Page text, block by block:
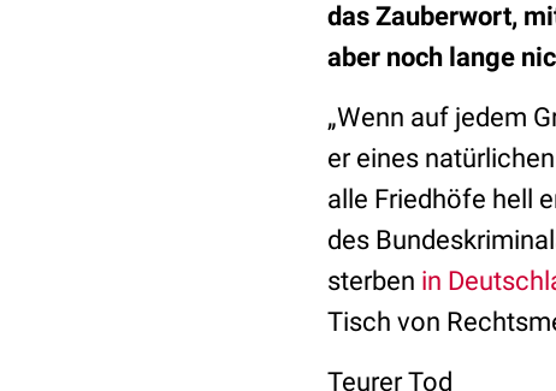
das Zauberwort,
aber noch lange
„Wenn auf jedem
er eines
alle Friedhöfe hell
des
sterben in
Tisch von
Teurer Tod